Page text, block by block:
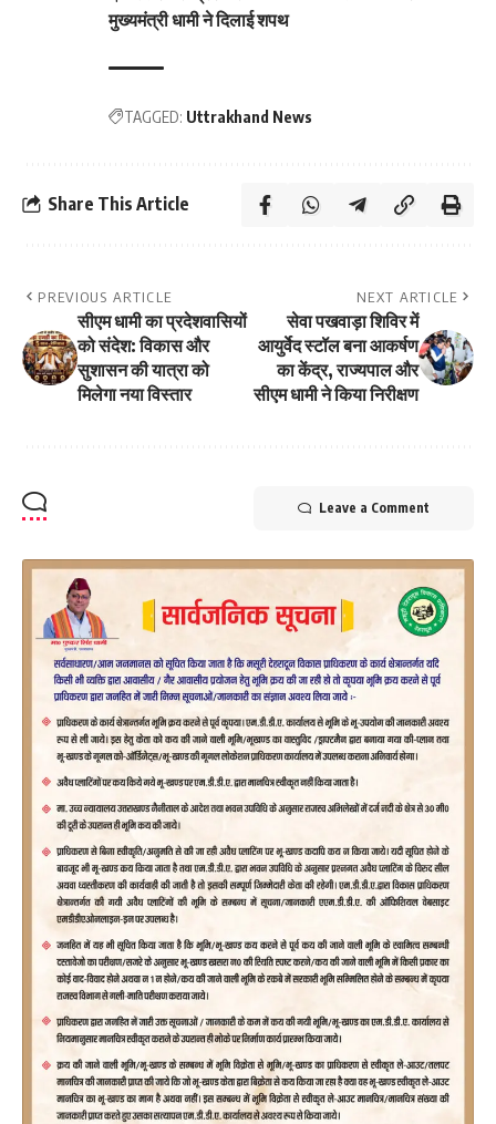
मुख्यमंत्री धामी ने दिलाई शपथ
TAGGED: Uttrakhand News
Share This Article
PREVIOUS ARTICLE
सीएम धामी का प्रदेशवासियों
को संदेश: विकास और
सुशासन की यात्रा को
मिलेगा नया विस्तार
NEXT ARTICLE
सेवा पखवाड़ा शिविर में
आयुर्वेद स्टॉल बना आकर्षण
का केंद्र, राज्यपाल और
सीएम धामी ने किया निरीक्षण
Leave a Comment